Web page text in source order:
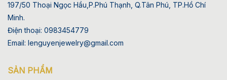
197/50 Thoại Ngọc Hầu,P.Phú Thạnh, Q.Tân Phú, TP.Hồ Chí
Minh.
Điện thoại: 0983454779
Email: lenguyenjewelry@gmail.com
SẢN PHẨM